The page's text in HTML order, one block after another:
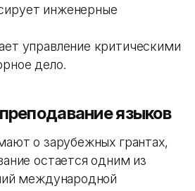
инженерные
управление критическими
дело.
языков
о зарубежных грантах,
остается одним из
международной